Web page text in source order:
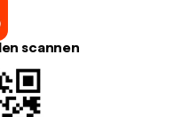
scannen